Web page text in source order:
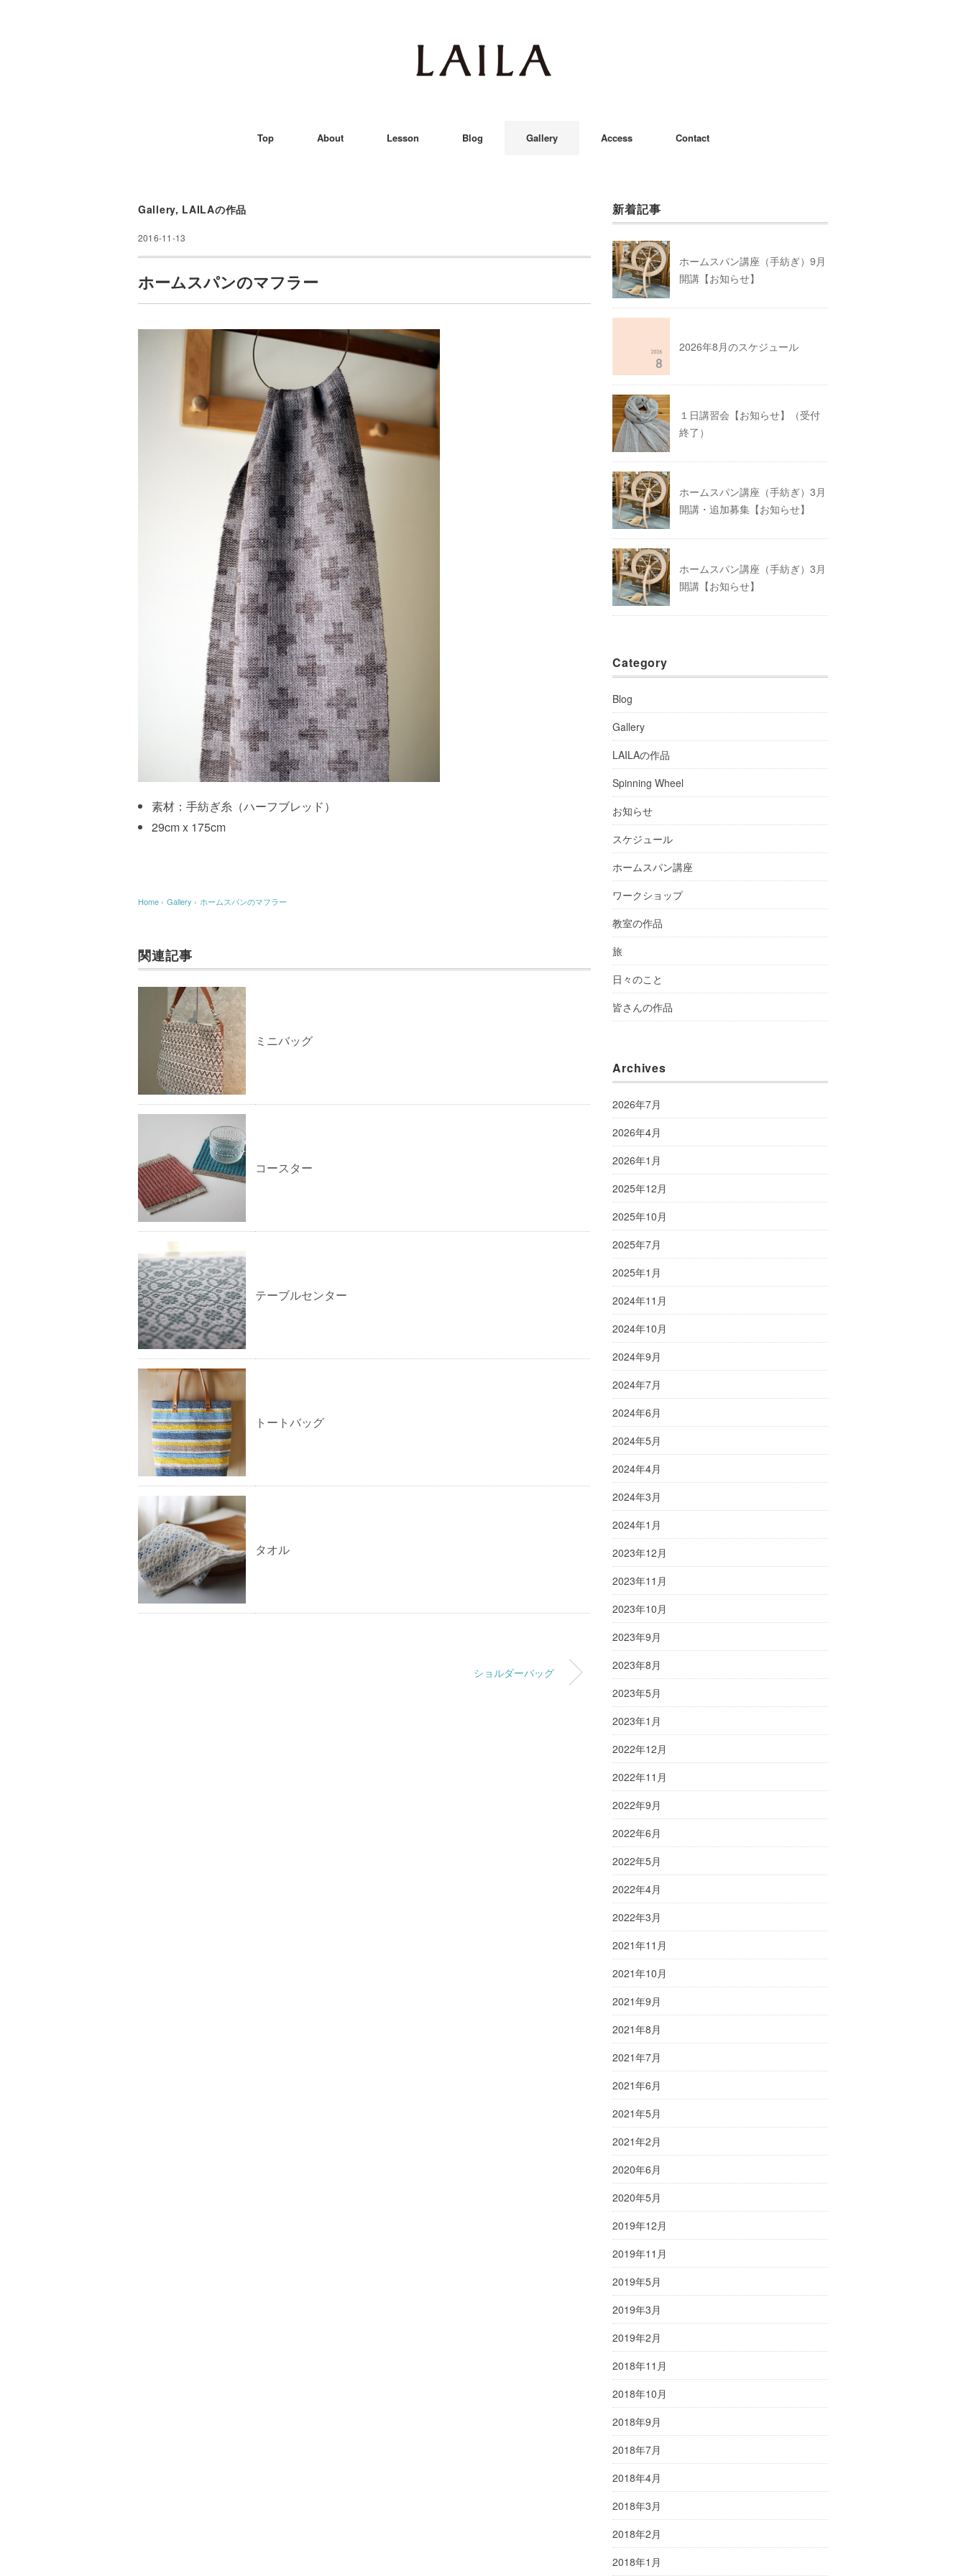
Top About Lesson Blog Gallery Access Contact
Gallery, LAILAの作品
2016-11-13
ホームスパンのマフラー
素材：手紡ぎ糸（ハーフブレッド）
29cm x 175cm
Home › Gallery › ホームスパンのマフラー
関連記事
ミニバッグ
コースター
テーブルセンター
トートバッグ
タオル
ショルダーバッグ
新着記事
ホームスパン講座（手紡ぎ）9月
開講【お知らせ】
2026年8月のスケジュール
１日講習会【お知らせ】（受付
終了）
ホームスパン講座（手紡ぎ）3月
開講・追加募集【お知らせ】
ホームスパン講座（手紡ぎ）3月
開講【お知らせ】
Category
Blog
Gallery
LAILAの作品
Spinning Wheel
お知らせ
スケジュール
ホームスパン講座
ワークショップ
教室の作品
旅
日々のこと
皆さんの作品
Archives
2026年7月
2026年4月
2026年1月
2025年12月
2025年10月
2025年7月
2025年1月
2024年11月
2024年10月
2024年9月
2024年7月
2024年6月
2024年5月
2024年4月
2024年3月
2024年1月
2023年12月
2023年11月
2023年10月
2023年9月
2023年8月
2023年5月
2023年1月
2022年12月
2022年11月
2022年9月
2022年6月
2022年5月
2022年4月
2022年3月
2021年11月
2021年10月
2021年9月
2021年8月
2021年7月
2021年6月
2021年5月
2021年2月
2020年6月
2020年5月
2019年12月
2019年11月
2019年5月
2019年3月
2019年2月
2018年11月
2018年10月
2018年9月
2018年7月
2018年4月
2018年3月
2018年2月
2018年1月